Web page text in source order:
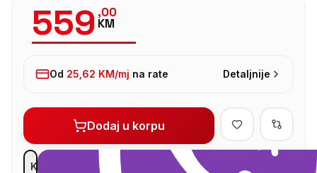
559 ,00
KM
Od 25,62 KM/mj na rate Detaljnije
Dodaj u korpu
Kupi